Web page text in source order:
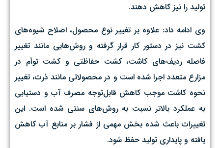
تولید را نیز کاهش دهند.
وی ادامه داد: علاوه بر تغییر نوع محصول، اصلاح شیوه‌های
کشت نیز در دستور کار قرار گرفته و روش‌هایی مانند تغییر
فاصله ردیف‌های کاشت، کشت حفاظتی و کشت توأم در
مزارع متعدد اجرا شده است و در محصولاتی مانند ذرت، تغییر
نحوه کاشت موجب کاهش قابل‌توجه مصرف آب و دستیابی
به عملکرد بالاتر نسبت به روش‌های سنتی شده است. این
تغییرات باعث شده بخش مهمی از فشار بر منابع آب کاهش
یافته و پایداری تولید حفظ شود.